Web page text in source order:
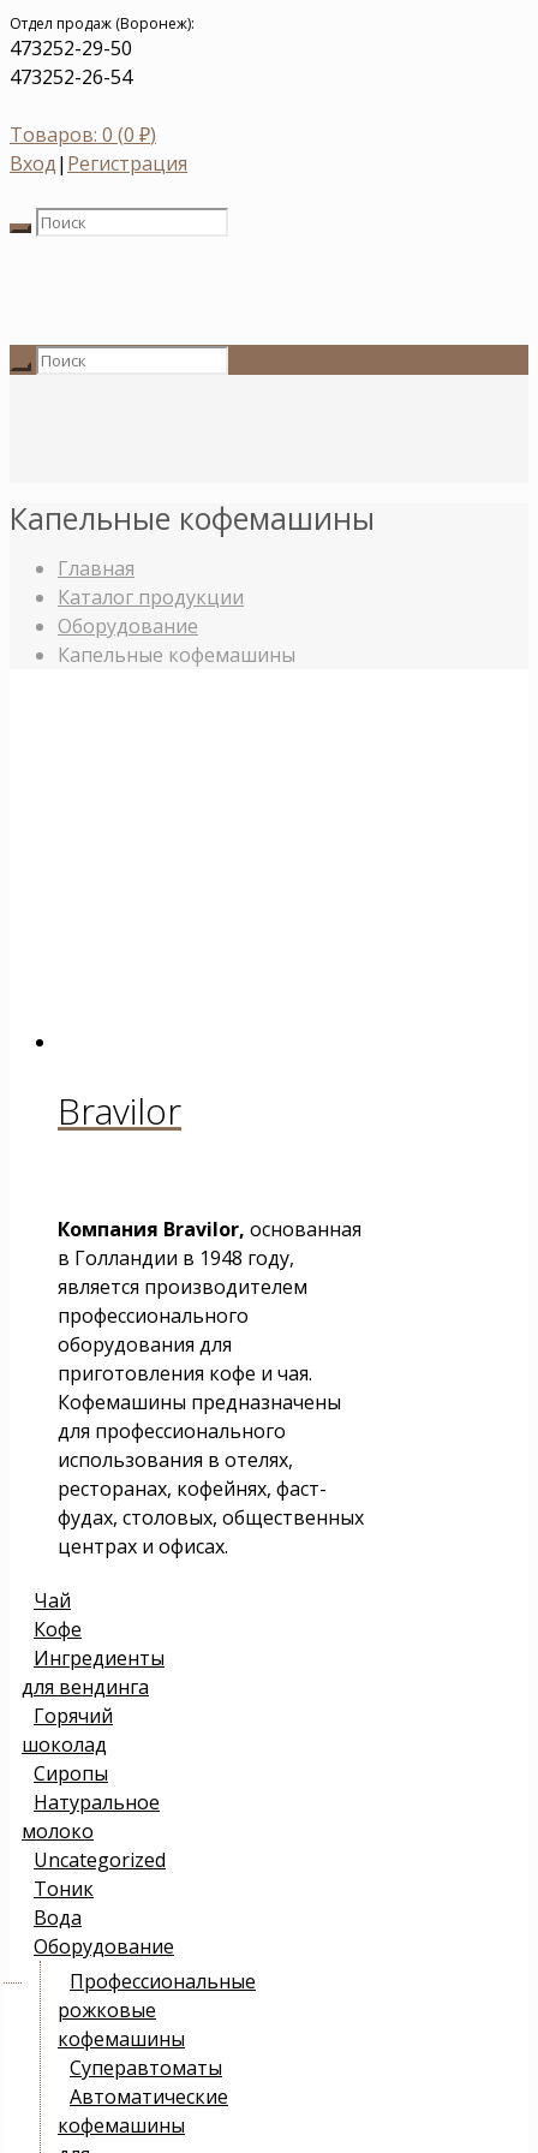
Отдел продаж (Воронеж):
473252-29-50
473252-26-54
Товаров: 0 (0 ₽)
Вход| Регистрация
Капельные кофемашины
Главная
Каталог продукции
Оборудование
Капельные кофемашины
Bravilor
Компания Bravilor, основанная
в Голландии в 1948 году,
является производителем
профессионального
оборудования для
приготовления кофе и чая.
Кофемашины предназначены
для профессионального
использования в отелях,
ресторанах, кофейнях, фаст-
фудах, столовых, общественных
центрах и офисах.
Чай
Кофе
Ингредиенты
для вендинга
Горячий
шоколад
Сиропы
Натуральное
молоко
Uncategorized
Тоник
Вода
Оборудование
Профессиональные
рожковые
кофемашины
Суперавтоматы
Автоматические
кофемашины